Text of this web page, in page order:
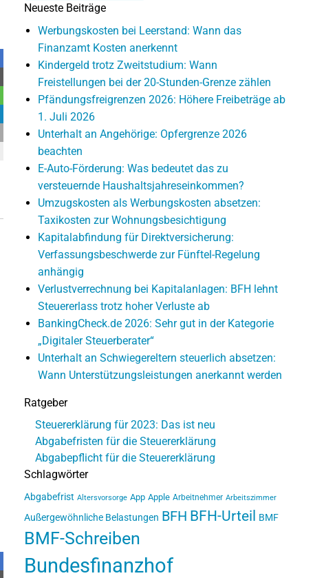
Neueste Beiträge
Werbungskosten bei Leerstand: Wann das
Finanzamt Kosten anerkennt
Kindergeld trotz Zweitstudium: Wann
Freistellungen bei der 20-Stunden-Grenze zählen
Pfändungsfreigrenzen 2026: Höhere Freibeträge ab
1. Juli 2026
Unterhalt an Angehörige: Opfergrenze 2026
beachten
E-Auto-Förderung: Was bedeutet das zu
versteuernde Haushaltsjahreseinkommen?
Umzugskosten als Werbungskosten absetzen:
Taxikosten zur Wohnungsbesichtigung
Kapitalabfindung für Direktversicherung:
Verfassungsbeschwerde zur Fünftel-Regelung
anhängig
Verlustverrechnung bei Kapitalanlagen: BFH lehnt
Steuererlass trotz hoher Verluste ab
BankingCheck.de 2026: Sehr gut in der Kategorie
„Digitaler Steuerberater“
Unterhalt an Schwiegereltern steuerlich absetzen:
Wann Unterstützungsleistungen anerkannt werden
Ratgeber
Steuererklärung für 2023: Das ist neu
Abgabefristen für die Steuererklärung
Abgabepflicht für die Steuererklärung
Schlagwörter
Abgabefrist Altersvorsorge App Apple Arbeitnehmer Arbeitszimmer
Außergewöhnliche Belastungen BFH BFH-Urteil BMF
BMF-Schreiben
Bundesfinanzhof